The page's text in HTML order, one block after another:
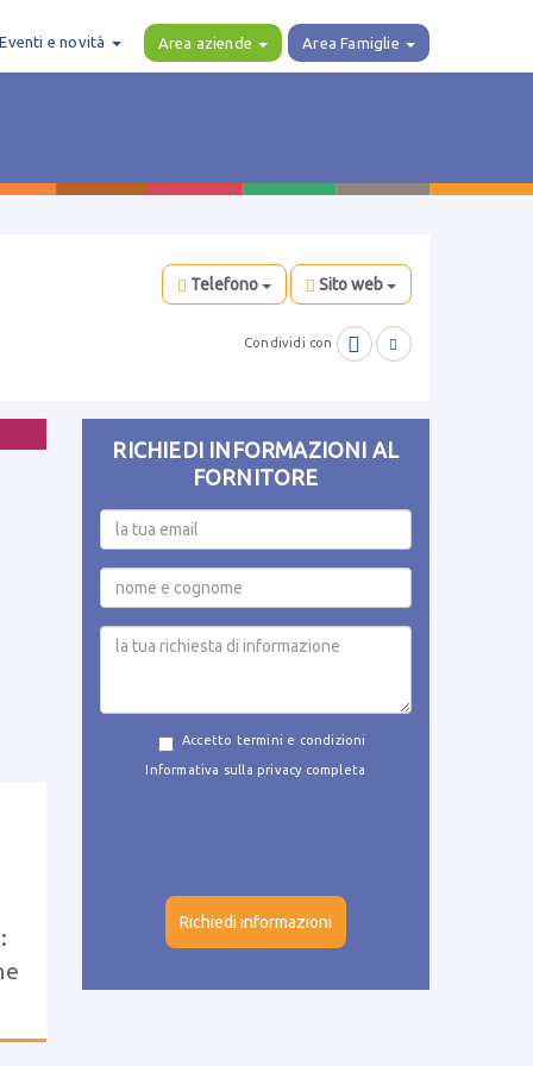
Eventi e novità Area aziende Area Famiglie
Telefono Sito web
Condividi con  
RICHIEDI INFORMAZIONI AL
FORNITORE
Accetto termini e condizioni
Informativa sulla privacy completa